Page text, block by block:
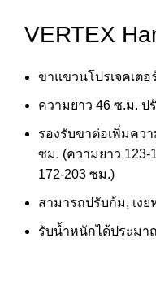
VERTEX
ขาแขวนโปรเจคเตอ
ความยาว 46 ซ.ม. ป
รองรับขาต่อเพิ่มควา
ซม. (ความยาว 123-
172-203 ซม.)
สามารถปรับก้ม, เงย
รับน้ำหนักได้ประมา